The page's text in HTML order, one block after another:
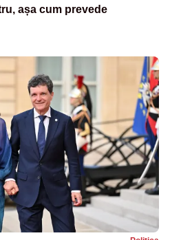
așa cum prevede